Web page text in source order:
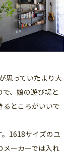
思っていたより大
、娘の遊び場と
るところがいいで
1618サイズのユ
メーカーでは入れ